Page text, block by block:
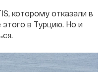
которому отказали в
этого в Турцию. Но и